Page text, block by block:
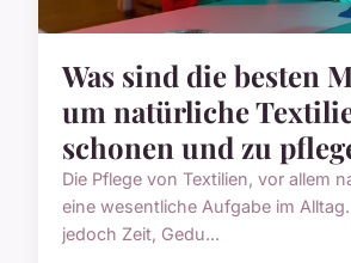
Was sind die besten
um natürliche
schonen und zu
Die Pflege von Textilien, vor allem
eine wesentliche Aufgabe im
jedoch Zeit, Gedu...